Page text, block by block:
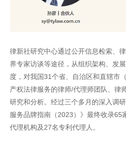
律新社研究中心通过公开信息检索、
界专家访谈等途径，从组织架构、发
度，对我国31个省、自治区和直辖市
产权法律服务的律师/代理师团队、律
研究和分析。经过三个多月的深入调
服务品牌指南（2023）》最终收录65
代理机构及27名专利代理人。